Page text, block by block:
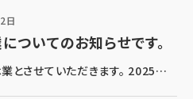
会で、宇城 […]
日
ついてのお知らせです。
とさせていただきます。 2025年